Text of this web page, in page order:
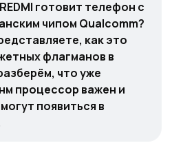
готовит телефон с
чипом Qualcomm?
как это
флагманов в
что уже
процессор важен и
появиться в